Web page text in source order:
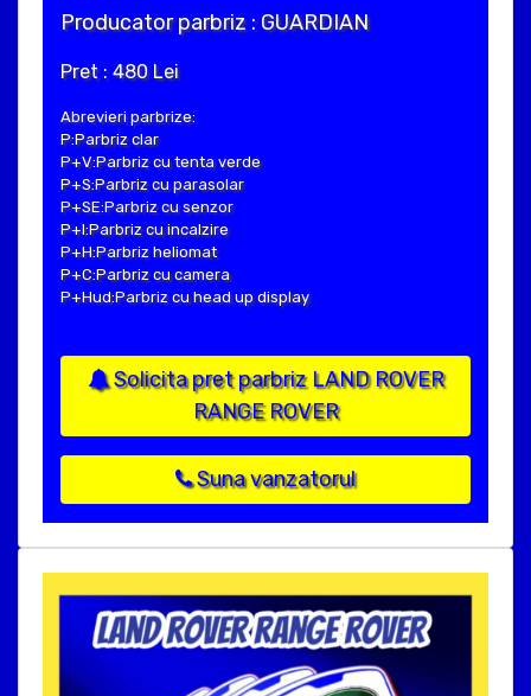
Producator parbriz : GUARDIAN
Pret : 480 Lei
Abrevieri parbrize:
P:Parbriz clar
P+V:Parbriz cu tenta verde
P+S:Parbriz cu parasolar
P+SE:Parbriz cu senzor
P+I:Parbriz cu incalzire
P+H:Parbriz heliomat
P+C:Parbriz cu camera
P+Hud:Parbriz cu head up display
Solicita pret parbriz LAND ROVER
RANGE ROVER
Suna vanzatorul